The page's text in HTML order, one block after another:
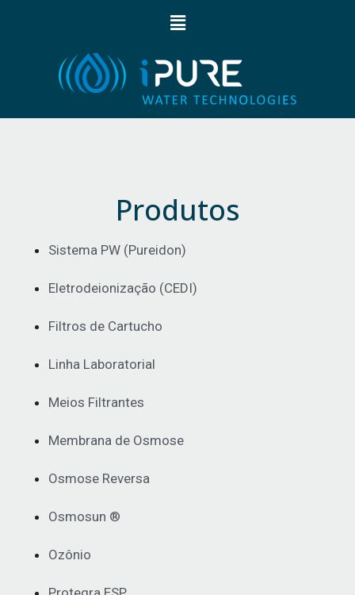
Produtos
Sistema PW (Pureidon)
Eletrodeionização (CEDI)
Filtros de Cartucho
Linha Laboratorial
Meios Filtrantes
Membrana de Osmose
Osmose Reversa
Osmosun ®
Ozônio